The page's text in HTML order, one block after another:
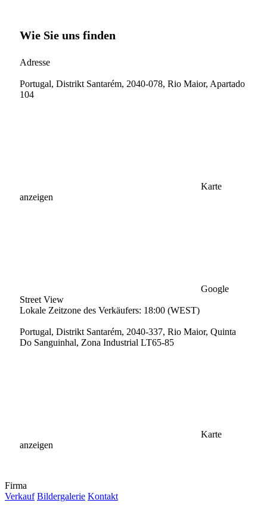
Wie Sie uns finden
Adresse
Portugal, Distrikt Santarém, 2040-078, Rio Maior, Apartado
104
Karte
anzeigen
Google
Street View
Lokale Zeitzone des Verkäufers: 18:00 (WEST)
Portugal, Distrikt Santarém, 2040-337, Rio Maior, Quinta
Do Sanguinhal, Zona Industrial LT65-85
Karte
anzeigen
Firma
Verkauf Bildergalerie Kontakt